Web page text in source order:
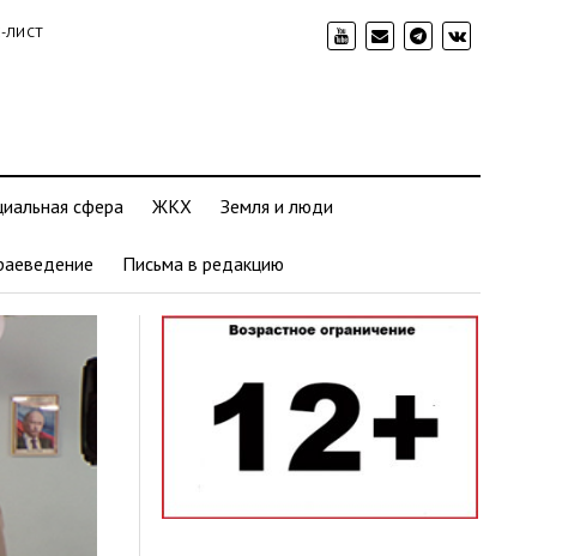
ЛИСТ
сфера ЖКХ Земля и люди
Письма в редакцию